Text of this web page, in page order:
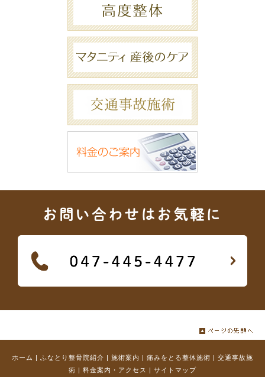
お問い合わせはお気軽に
ホーム | ふなとり整骨院紹介 | 施術案内 | 痛みをとる整体施術 | 交通事故施
術 | 料金案内・アクセス | サイトマップ